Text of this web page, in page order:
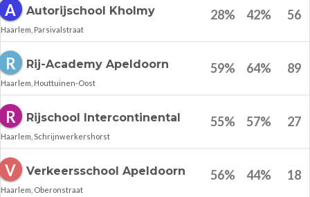
A Autorijschool Kholmy
Haarlem, Parsivalstraat
28% 42% 56
R Rij-Academy Apeldoorn
Haarlem, Houttuinen-Oost
59% 64% 89
R Rijschool Intercontinental
Haarlem, Schrijnwerkershorst
55% 57% 27
V Verkeersschool Apeldoorn
Haarlem, Oberonstraat
56% 44% 18